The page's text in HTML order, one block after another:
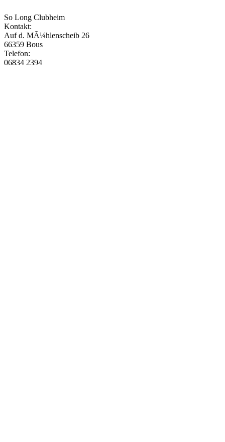
So Long Clubheim
Kontakt:
Auf d. MÃ¼hlenscheib 26
66359 Bous
Telefon:
06834 2394